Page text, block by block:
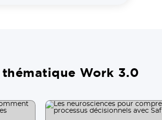
Work 3.0